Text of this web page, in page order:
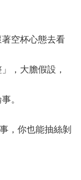
空杯心態去看
，大膽假設，
。
，你也能抽絲剝